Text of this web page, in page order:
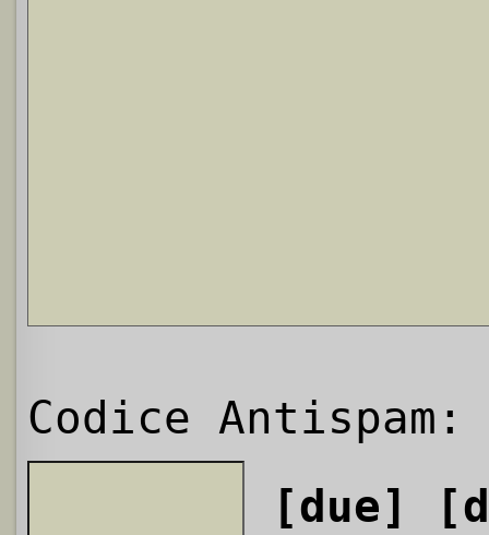
Codice Antispam:
[due]